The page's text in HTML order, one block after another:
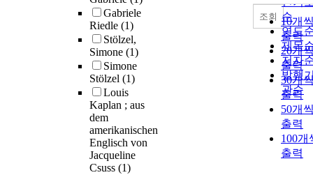
Gabriele
Riedle (1)
Stölzel,
Simone (1)
Simone
Stölzel (1)
Louis
Kaplan ; aus
dem
amerikanischen
Englisch von
Jacqueline
Csuss (1)
순
연도
제목
저자
발행
관순
10개
출력
20개
출력
30개
출력
50개
출력
100개
출력
조회